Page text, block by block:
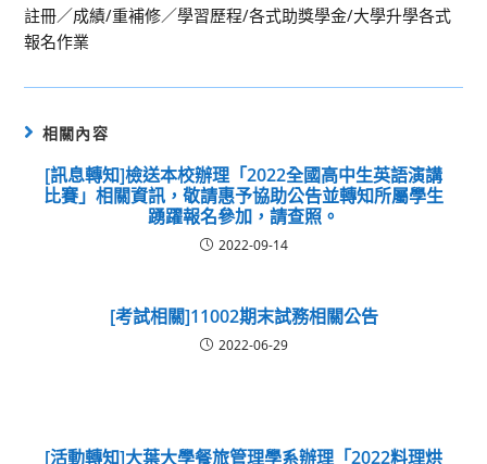
註冊／成績/重補修／學習歷程/各式助獎學金/大學升學各式
報名作業
相關內容
[訊息轉知]檢送本校辦理「2022全國高中生英語演講
比賽」相關資訊，敬請惠予協助公告並轉知所屬學生
踴躍報名參加，請查照。
2022-09-14
[考試相關]11002期末試務相關公告
2022-06-29
[活動轉知]大葉大學餐旅管理學系辦理「2022料理烘